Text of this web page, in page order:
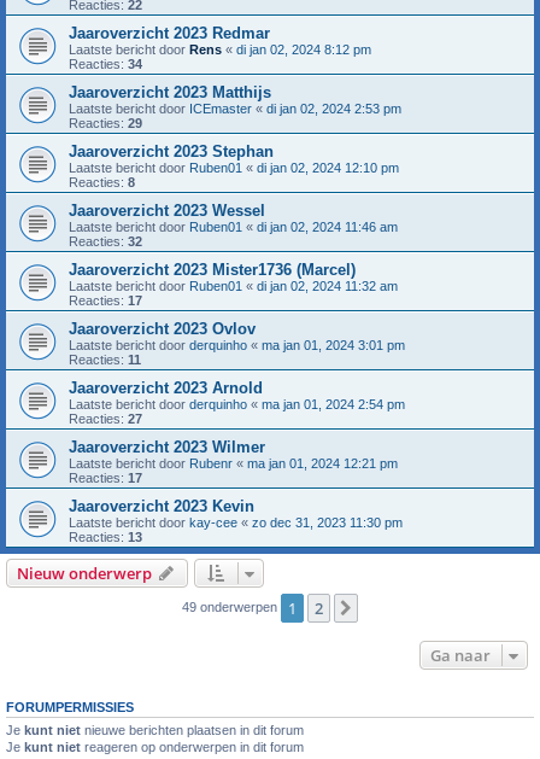
Reacties: 22
Jaaroverzicht 2023 Redmar
Laatste bericht door Rens « di jan 02, 2024 8:12 pm
Reacties: 34
Jaaroverzicht 2023 Matthijs
Laatste bericht door ICEmaster « di jan 02, 2024 2:53 pm
Reacties: 29
Jaaroverzicht 2023 Stephan
Laatste bericht door Ruben01 « di jan 02, 2024 12:10 pm
Reacties: 8
Jaaroverzicht 2023 Wessel
Laatste bericht door Ruben01 « di jan 02, 2024 11:46 am
Reacties: 32
Jaaroverzicht 2023 Mister1736 (Marcel)
Laatste bericht door Ruben01 « di jan 02, 2024 11:32 am
Reacties: 17
Jaaroverzicht 2023 Ovlov
Laatste bericht door derquinho « ma jan 01, 2024 3:01 pm
Reacties: 11
Jaaroverzicht 2023 Arnold
Laatste bericht door derquinho « ma jan 01, 2024 2:54 pm
Reacties: 27
Jaaroverzicht 2023 Wilmer
Laatste bericht door Rubenr « ma jan 01, 2024 12:21 pm
Reacties: 17
Jaaroverzicht 2023 Kevin
Laatste bericht door kay-cee « zo dec 31, 2023 11:30 pm
Reacties: 13
Nieuw onderwerp
49 onderwerpen 1 2
Ga naar
FORUMPERMISSIES
Je kunt niet nieuwe berichten plaatsen in dit forum
Je kunt niet reageren op onderwerpen in dit forum